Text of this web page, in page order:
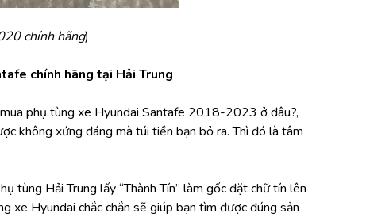
chính hãng)
chính hãng tại Hải Trung
phụ tùng xe Hyundai Santafe 2018-2023 ở đâu?,
không xứng đáng mà túi tiền bạn bỏ ra. Thì đó là tâm
tùng Hải Trung lấy “Thành Tín” làm gốc đặt chữ tín lên
xe Hyundai chắc chắn sẽ giúp bạn tìm được đúng sản